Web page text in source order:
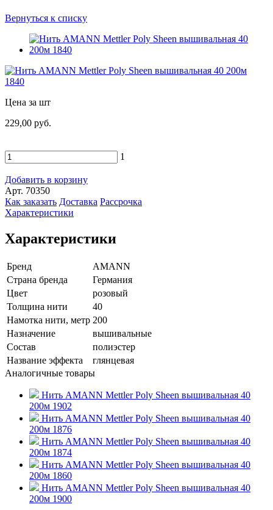
Вернуться к списку
Цена за шт
229,00 руб.
1
Добавить в корзину
Арт. 70350
Как заказать Доставка Рассрочка
Характеристики
Характеристики
Бренд
AMANN
Страна бренда
Германия
Цвет
розовый
Толщина нити
40
Намотка нити, метр 200
Назначение
вышивальные
Состав
полиэстер
Название эффекта
глянцевая
Аналогичные товары
Нить AMANN Mettler Poly Sheen вышивальная 40
200м 1902
Нить AMANN Mettler Poly Sheen вышивальная 40
200м 1876
Нить AMANN Mettler Poly Sheen вышивальная 40
200м 1874
Нить AMANN Mettler Poly Sheen вышивальная 40
200м 1860
Нить AMANN Mettler Poly Sheen вышивальная 40
200м 1900